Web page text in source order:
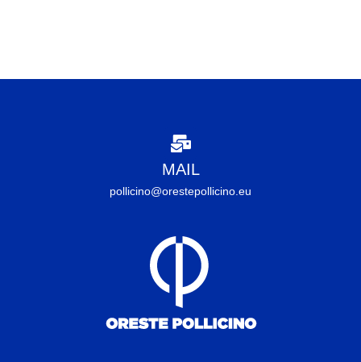
MAIL
pollicino@orestepollicino.eu